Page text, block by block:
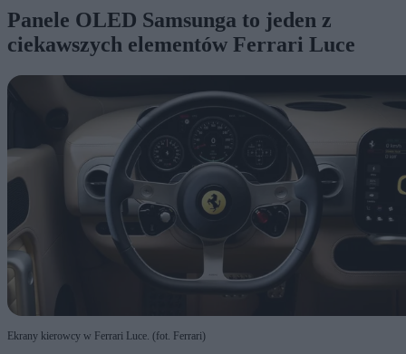
Panele OLED Samsunga to jeden z
ciekawszych elementów Ferrari Luce
Ekrany kierowcy w Ferrari Luce. (fot. Ferrari)